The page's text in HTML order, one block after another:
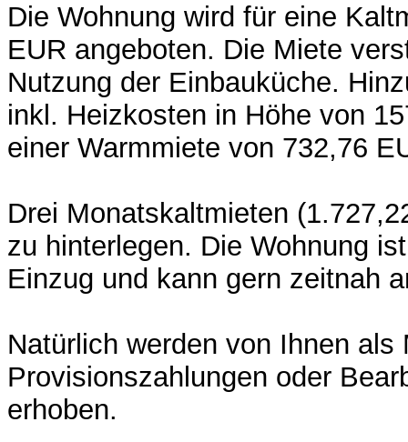
Die Wohnung wird für eine
EUR angeboten. Die Miete
Nutzung der Einbauküche.
inkl. Heizkosten in Höhe von
einer Warmmiete von 732,76
Drei Monatskaltmieten
zu hinterlegen. Die Wohnung
Einzug und kann gern zeitnah
Natürlich werden von Ihnen als
Provisionszahlungen oder
erhoben.